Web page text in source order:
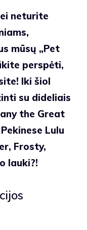
neturite
mūsų „Pet
perspėti,
Iki šiol
su dideliais
the Great
Lulu
Frosty,
lauki?!